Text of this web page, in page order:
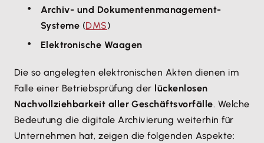
Archiv- und Dokumentenmanagement-
Systeme (DMS)
Elektronische Waagen
Die so angelegten elektronischen Akten dienen im
Falle einer Betriebsprüfung der lückenlosen
Nachvollziehbarkeit aller Geschäftsvorfälle. Welche
Bedeutung die digitale Archivierung weiterhin für
Unternehmen hat, zeigen die folgenden Aspekte: